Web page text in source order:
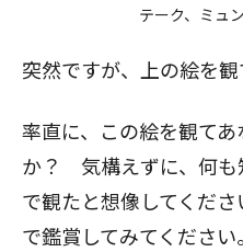
テーク、ミュ
突然ですが、上の絵を観
率直に、この絵を観て
か？ 気構えずに、何も
で観たと想像してくだ
で鑑賞してみてください。